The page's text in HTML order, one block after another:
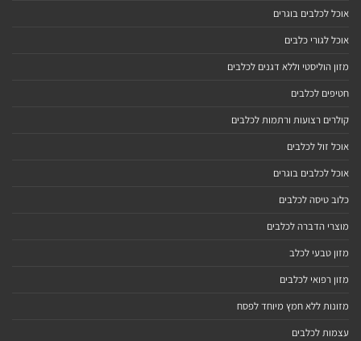
אוכל לכלבים בוגרים
אוכל לגורי כלבים
מזון הוליסטי וללא דגנים לכלבים
חטיפים לכלבים
קולרים רצועות ורתמות לכלבים
אוכל זול לכלבים
אוכל לכלבים בוגרים
כלוב טיסה לכלבים
מוצרי הדברה לכלבים
מזון טבעי לכלב
מזון רפואי לכלבים
מזונות ללא חמץ מיוחד לפסח
עצמות לכלבים